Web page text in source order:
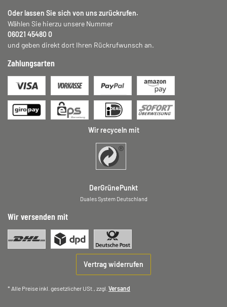
Oder lassen Sie sich von uns zurückrufen.
Wählen Sie hierzu unsere Nummer
06021 45480 0
und geben direkt dort Ihren Rückrufwunsch an.
Zahlungsarten
Wir recyceln mit
DerGrünePunkt
Duales System Deutschland
Wir versenden mit
Vertrag widerrufen
* Alle Preise inkl. gesetzlicher USt., zzgl. Versand